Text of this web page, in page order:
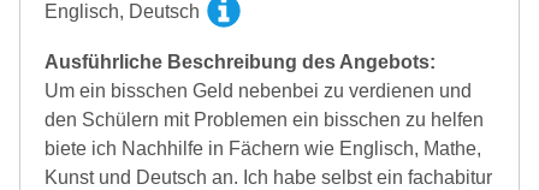
Englisch, Deutsch
Ausführliche Beschreibung des Angebots:
Um ein bisschen Geld nebenbei zu verdienen und
den Schülern mit Problemen ein bisschen zu helfen
biete ich Nachhilfe in Fächern wie Englisch, Mathe,
Kunst und Deutsch an. Ich habe selbst ein fachabitur